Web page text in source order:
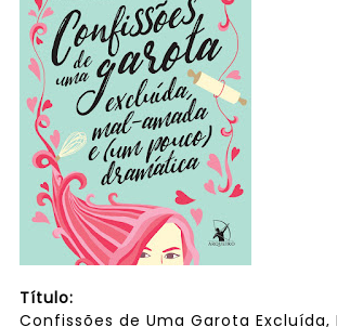
Título:
Confissões de Uma Garota